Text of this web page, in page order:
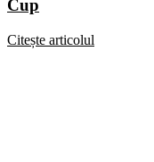
Cup
Citește articolul